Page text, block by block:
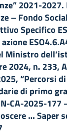
2021-
– Fondo
Specifico
Ministro
2024, n. 233,
“Percorsi
di primo
CA-2025-177
… Saper